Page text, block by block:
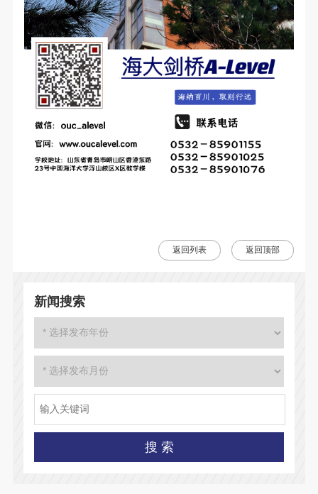
返回顶部
返回列表
新闻搜索